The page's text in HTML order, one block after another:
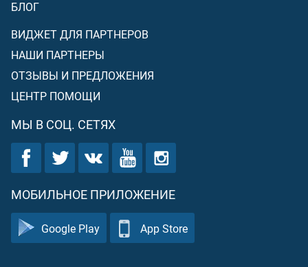
БЛОГ
ВИДЖЕТ ДЛЯ ПАРТНЕРОВ
НАШИ ПАРТНЕРЫ
ОТЗЫВЫ И ПРЕДЛОЖЕНИЯ
ЦЕНТР ПОМОЩИ
МЫ В СОЦ. СЕТЯХ
МОБИЛЬНОЕ ПРИЛОЖЕНИЕ
Google Play App Store